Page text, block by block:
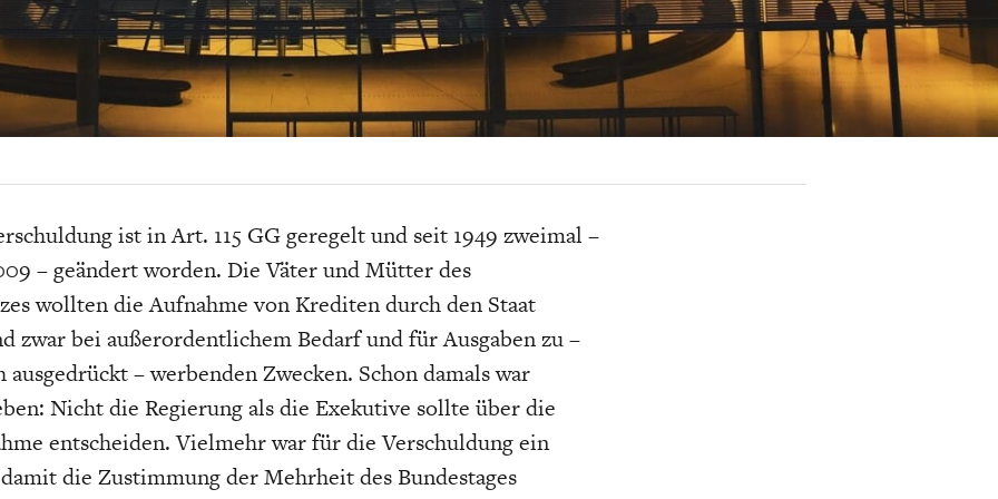
DIE POSITIONEN DER
BGE-INFOGRAFIK
USA WELTWIRTSCHAFT
ist in Art. 115 GG geregelt und seit 1949 zweimal –
– geändert worden. Die Väter und Mütter des
wollten die Aufnahme von Krediten durch den Staat
zwar bei außerordentlichem Bedarf und für Ausgaben zu –
– werbenden Zwecken. Schon damals war
Nicht die Regierung als die Exekutive sollte über die
entscheiden. Vielmehr war für die Verschuldung ein
die Zustimmung der Mehrheit des Bundestages